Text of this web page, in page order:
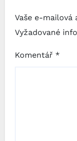
Vaše e-mailová
Vyžadované
Komentář *